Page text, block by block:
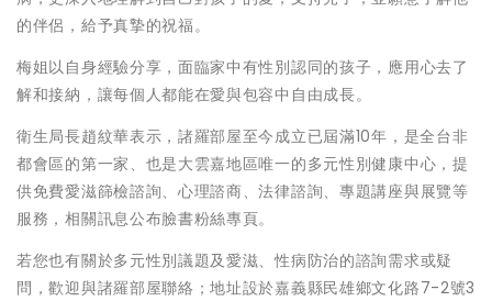
的伴侶，給予真摯的祝福。
梅姐以自身經驗分享，面臨家中有性別認同的孩子，應用心去了
解和接納，讓每個人都能在愛與包容中自由成長。
衛生局長趙紋華表示，諸羅部屋至今成立已屆滿10年，是全台非
都會區的第一家、也是大雲嘉地區唯一的多元性別健康中心，提
供免費愛滋篩檢諮詢、心理諮商、法律諮詢、專題講座與展覽等
服務，相關訊息公布臉書粉絲專頁。
若您也有關於多元性別議題及愛滋、性病防治的諮詢需求或疑
問，歡迎與諸羅部屋聯絡；地址設於嘉義縣民雄鄉文化路7-2號3